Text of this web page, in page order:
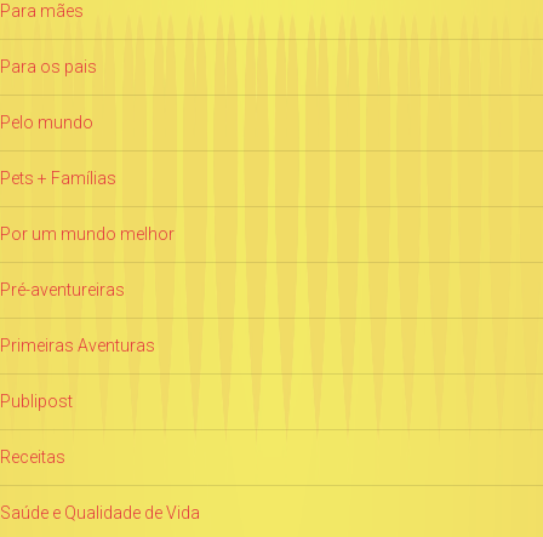
Para mães
Para os pais
Pelo mundo
Pets + Famílias
Por um mundo melhor
Pré-aventureiras
Primeiras Aventuras
Publipost
Receitas
Saúde e Qualidade de Vida